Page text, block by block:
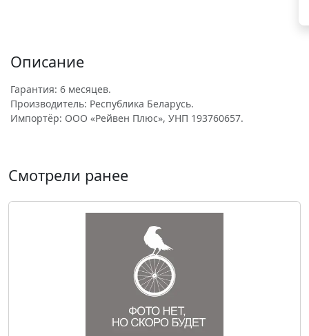
Описание
Гарантия: 6 месяцев.
Производитель: Республика Беларусь.
Импортёр: ООО «Рейвен Плюс», УНП 193760657.
Смотрели ранее